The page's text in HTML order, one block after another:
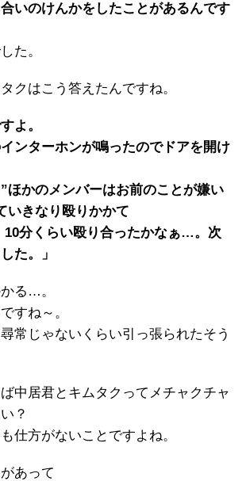
合いのけんかをしたことがあるんです
た。
クはこう答えたんですね。
よ。
ンターホンが鳴ったのでドアを開け
ほかのメンバーはお前のことが嫌い
いきなり殴りかかて
10分くらい殴り合ったかなぁ…。次
た。」
る…。
すね～。
常じゃないくらい引っ張られたそう
中居君とキムタクってメチャクチャ
？
仕方がないことですよね。
あって